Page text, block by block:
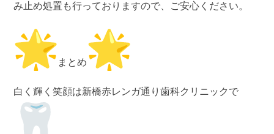
み止め処置も行っておりますので、ご安心ください。
まとめ
白く輝く笑顔は新橋赤レンガ通り歯科クリニックで